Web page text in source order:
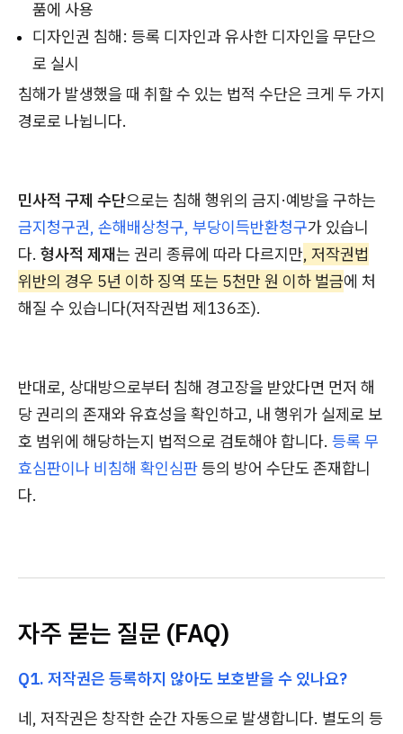
품에 사용
디자인권 침해: 등록 디자인과 유사한 디자인을 무단으
로 실시
침해가 발생했을 때 취할 수 있는 법적 수단은 크게 두 가지
경로로 나뉩니다.
민사적 구제 수단으로는 침해 행위의 금지·예방을 구하는
금지청구권, 손해배상청구, 부당이득반환청구가 있습니
다. 형사적 제재는 권리 종류에 따라 다르지만, 저작권법
위반의 경우 5년 이하 징역 또는 5천만 원 이하 벌금에 처
해질 수 있습니다(저작권법 제136조).
반대로, 상대방으로부터 침해 경고장을 받았다면 먼저 해
당 권리의 존재와 유효성을 확인하고, 내 행위가 실제로 보
호 범위에 해당하는지 법적으로 검토해야 합니다. 등록 무
효심판이나 비침해 확인심판등의 방어 수단도 존재합니
다.
자주 묻는 질문 (FAQ)
Q1. 저작권은 등록하지 않아도 보호받을 수 있나요?
네, 저작권은 창작한 순간 자동으로 발생합니다. 별도의 등